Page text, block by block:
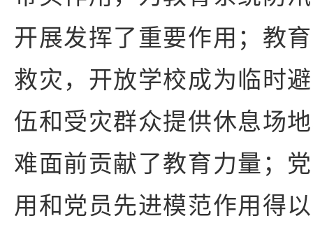
开展发挥了重要作用；教
救灾，开放学校成为临时
伍和受灾群众提供休息场
难面前贡献了教育力量；
用和党员先进模范作用得